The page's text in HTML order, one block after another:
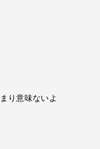
り意味ないよ